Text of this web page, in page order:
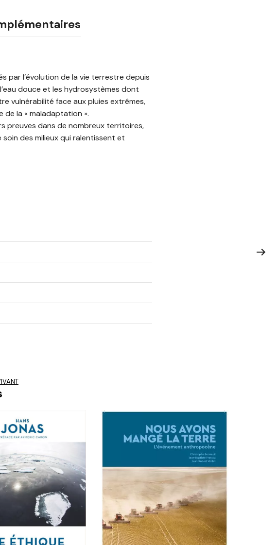
par l’évolution de la vie terrestre depuis
douce et les hydrosystèmes dont
vulnérabilité face aux pluies extrêmes,
de la « maladaptation ».
preuves dans de nombreux territoires,
des milieux qui ralentissent et